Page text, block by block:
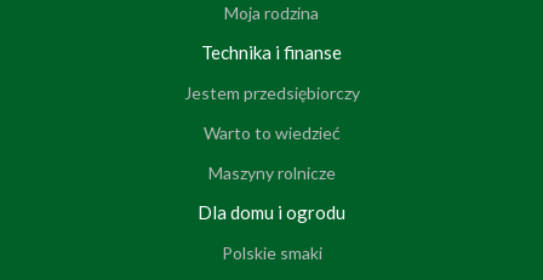
Moja rodzina
Technika i finanse
Jestem przedsiębiorczy
Warto to wiedzieć
Maszyny rolnicze
Dla domu i ogrodu
Polskie smaki